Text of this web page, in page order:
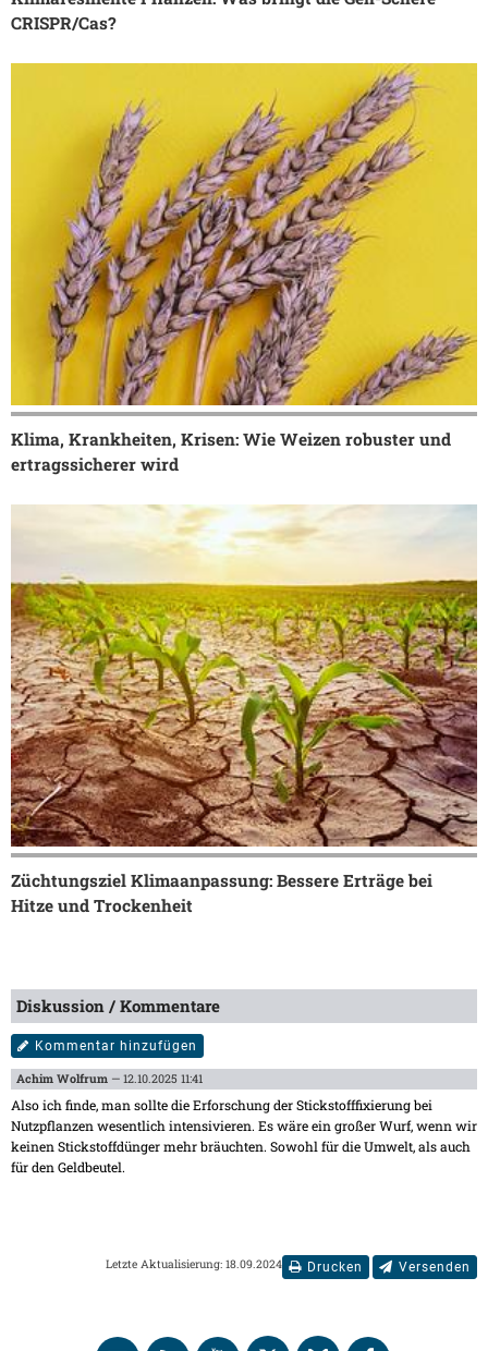
CRISPR/Cas?
Klima, Krankheiten, Krisen: Wie Weizen robuster und
ertragssicherer wird
Züchtungsziel Klimaanpassung: Bessere Erträge bei
Hitze und Trockenheit
Diskussion / Kommentare
Kommentar hinzufügen
Achim Wolfrum — 12.10.2025 11:41
Also ich finde, man sollte die Erforschung der Stickstofffixierung bei
Nutzpflanzen wesentlich intensivieren. Es wäre ein großer Wurf, wenn wir
keinen Stickstoffdünger mehr bräuchten. Sowohl für die Umwelt, als auch
für den Geldbeutel.
Drucken Versenden
Letzte Aktualisierung: 18.09.2024